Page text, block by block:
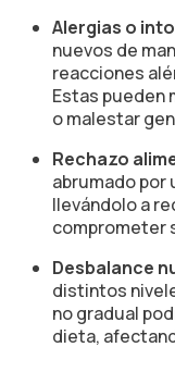
Alergias o
nuevos de
reacciones
Estas pueden
o malestar
Rechazo
abrumado por
llevándolo a
comprometer
Desbalance
distintos
no gradual
dieta,